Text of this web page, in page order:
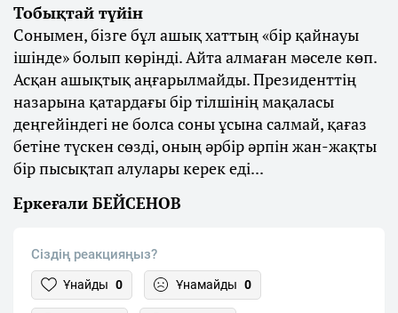
Тобықтай түйін
Сонымен, бізге бұл ашық хаттың «бір қайнауы
ішінде» болып көрінді. Айта алмаған мәселе көп.
Асқан ашықтық аңғарылмайды. Президенттің
назарына қатардағы бір тілшінің мақаласы
деңгейіндегі не болса соны ұсына салмай, қағаз
бетіне түскен сөзді, оның әрбір әрпін жан-жақты
бір пысықтап алулары керек еді...
Еркеғали БЕЙСЕНОВ
Сіздің реакцияңыз?
Ұнайды 0 Ұнамайды 0